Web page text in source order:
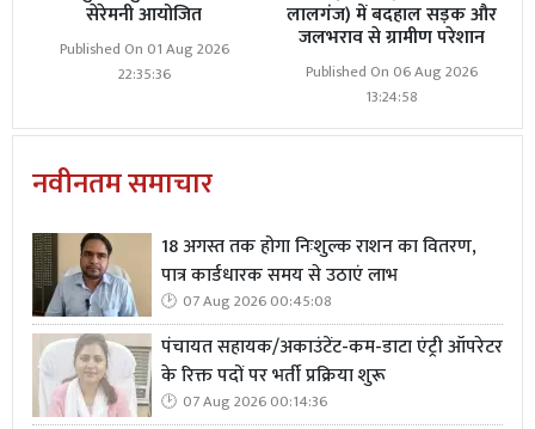
सेरेमनी आयोजित
Published On 01 Aug 2026
22:35:36
लालगंज) में बदहाल सड़क और
जलभराव से ग्रामीण परेशान
Published On 06 Aug 2026
13:24:58
नवीनतम समाचार
18 अगस्त तक होगा निःशुल्क राशन का वितरण,
पात्र कार्डधारक समय से उठाएं लाभ
07 Aug 2026 00:45:08
पंचायत सहायक/अकाउंटेंट-कम-डाटा एंट्री ऑपरेटर
के रिक्त पदों पर भर्ती प्रक्रिया शुरू
07 Aug 2026 00:14:36